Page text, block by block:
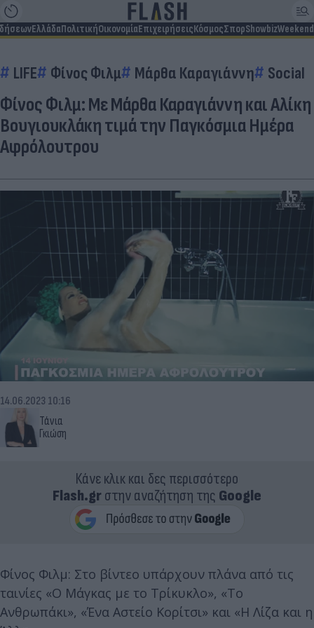
ΕλλάδαΠολιτικήΟικονομίαΕπιχειρήσειςΚόσμοςΣπορShowbizWeekend
LIFE Φίνος Φιλμ Μάρθα Καραγιάννη Social
Φίνος Φιλμ: Mε Μάρθα Καραγιάννη και Αλίκη
Βουγιουκλάκη τιμά την Παγκόσμια Ημέρα
Αφρόλουτρου
Τάνια
Γκιώση
14.06.2023 10:16
Κάνε κλικ και δες περισσότερο
Flash.grστην αναζήτηση της Google
Φίνος Φιλμ: Στο βίντεο υπάρχουν πλάνα από τις
ταινίες «Ο Μάγκας με το Τρίκυκλο», «Το
Ανθρωπάκι», «Ένα Αστείο Κορίτσι» και «Η Λίζα και η